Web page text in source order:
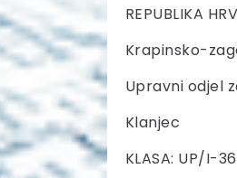
REPUBLIKA
Krapinsko-
Upravni odjel
Klanjec
KLASA: UP/I-